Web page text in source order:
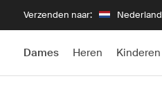
Verzenden naar: Nederland
Dames Heren Kinderen